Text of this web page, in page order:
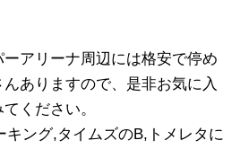
アリーナ周辺には格安で停め
ありますので、是非お気に入
ください。
キング,タイムズのB,トメレタに